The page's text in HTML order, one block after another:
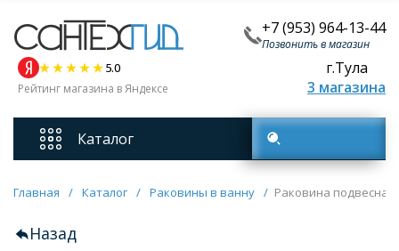
+7 (953) 964-13-44
Позвонить в магазин
5.0
Рейтинг магазина в Яндексе
г.Тула
3 магазина
Каталог
Смесители
Унитазы
Главная / Каталог / Раковины в ванну / Раковина подвесная
Назад